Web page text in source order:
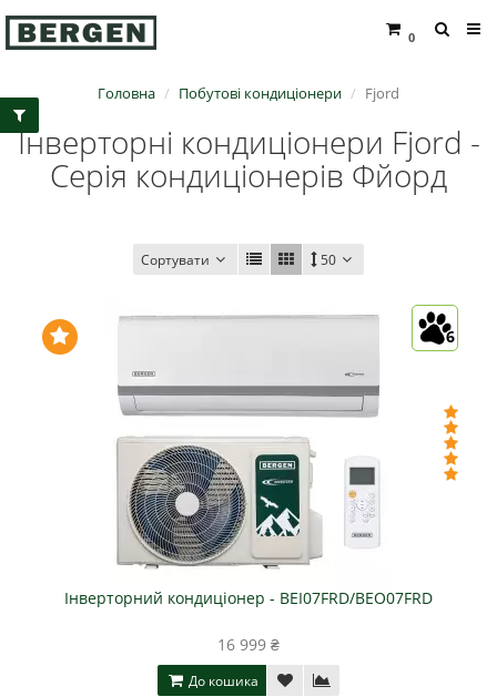
0
Головна Побутові кондиціонери Fjord
Інверторні кондиціонери Fjord -
Серія кондиціонерів Фйорд
Сортувати 50
6
Інверторний кондиціонер - BEI07FRD/BEO07FRD
16 999 ₴
До кошика